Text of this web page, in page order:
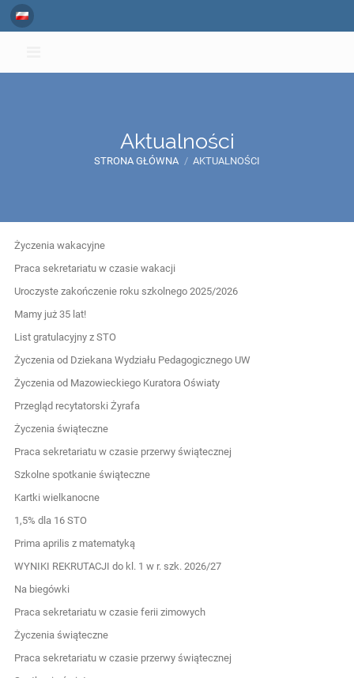
Aktualności
STRONA GŁÓWNA / AKTUALNOŚCI
Aktualności
Życzenia wakacyjne
Praca sekretariatu w czasie wakacji
Uroczyste zakończenie roku szkolnego 2025/2026
Mamy już 35 lat!
List gratulacyjny z STO
Życzenia od Dziekana Wydziału Pedagogicznego UW
Życzenia od Mazowieckiego Kuratora Oświaty
Przegląd recytatorski Żyrafa
Życzenia świąteczne
Praca sekretariatu w czasie przerwy świątecznej
Szkolne spotkanie świąteczne
Kartki wielkanocne
1,5% dla 16 STO
Prima aprilis z matematyką
WYNIKI REKRUTACJI do kl. 1 w r. szk. 2026/27
Na biegówki
Praca sekretariatu w czasie ferii zimowych
Życzenia świąteczne
Praca sekretariatu w czasie przerwy świątecznej